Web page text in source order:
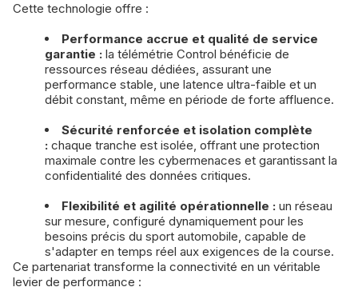
Cette technologie offre :
Performance accrue et qualité de service
garantie : la télémétrie Control bénéficie de
ressources réseau dédiées, assurant une
performance stable, une latence ultra-faible et un
débit constant, même en période de forte affluence.
Sécurité renforcée et isolation complète
: chaque tranche est isolée, offrant une protection
maximale contre les cybermenaces et garantissant la
confidentialité des données critiques.
Flexibilité et agilité opérationnelle : un réseau
sur mesure, configuré dynamiquement pour les
besoins précis du sport automobile, capable de
s'adapter en temps réel aux exigences de la course.
Ce partenariat transforme la connectivité en un véritable
levier de performance :